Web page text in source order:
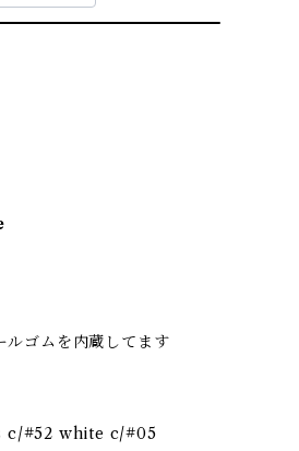
ルゴムを内蔵してます
c/#52 white c/#05